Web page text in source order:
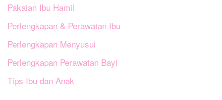
Pakaian Ibu Hamil
Perlengkapan & Perawatan Ibu
Perlengkapan Menyusui
Perlengkapan Perawatan Bayi
Tips Ibu dan Anak